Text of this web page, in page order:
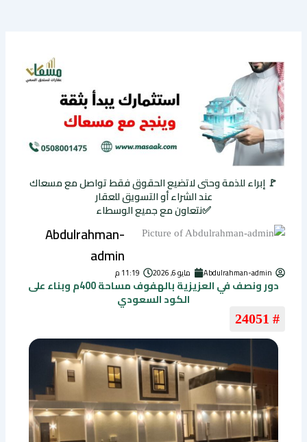
🚩 إبراء للذمة وحتى لاتضيع الحقوق فقط تواصل مع مسعاك
عند الشراء أو التسويق للعقار
✅نتعاون مع جميع الوسطاء
Abdulrahman-
admin
Abdulrahman-admin مايو 6, 2026 11:19 م
دور ونصف في العزيزية بالهفوف مساحة 400م وبناء على
الكود السعودي
# 24051